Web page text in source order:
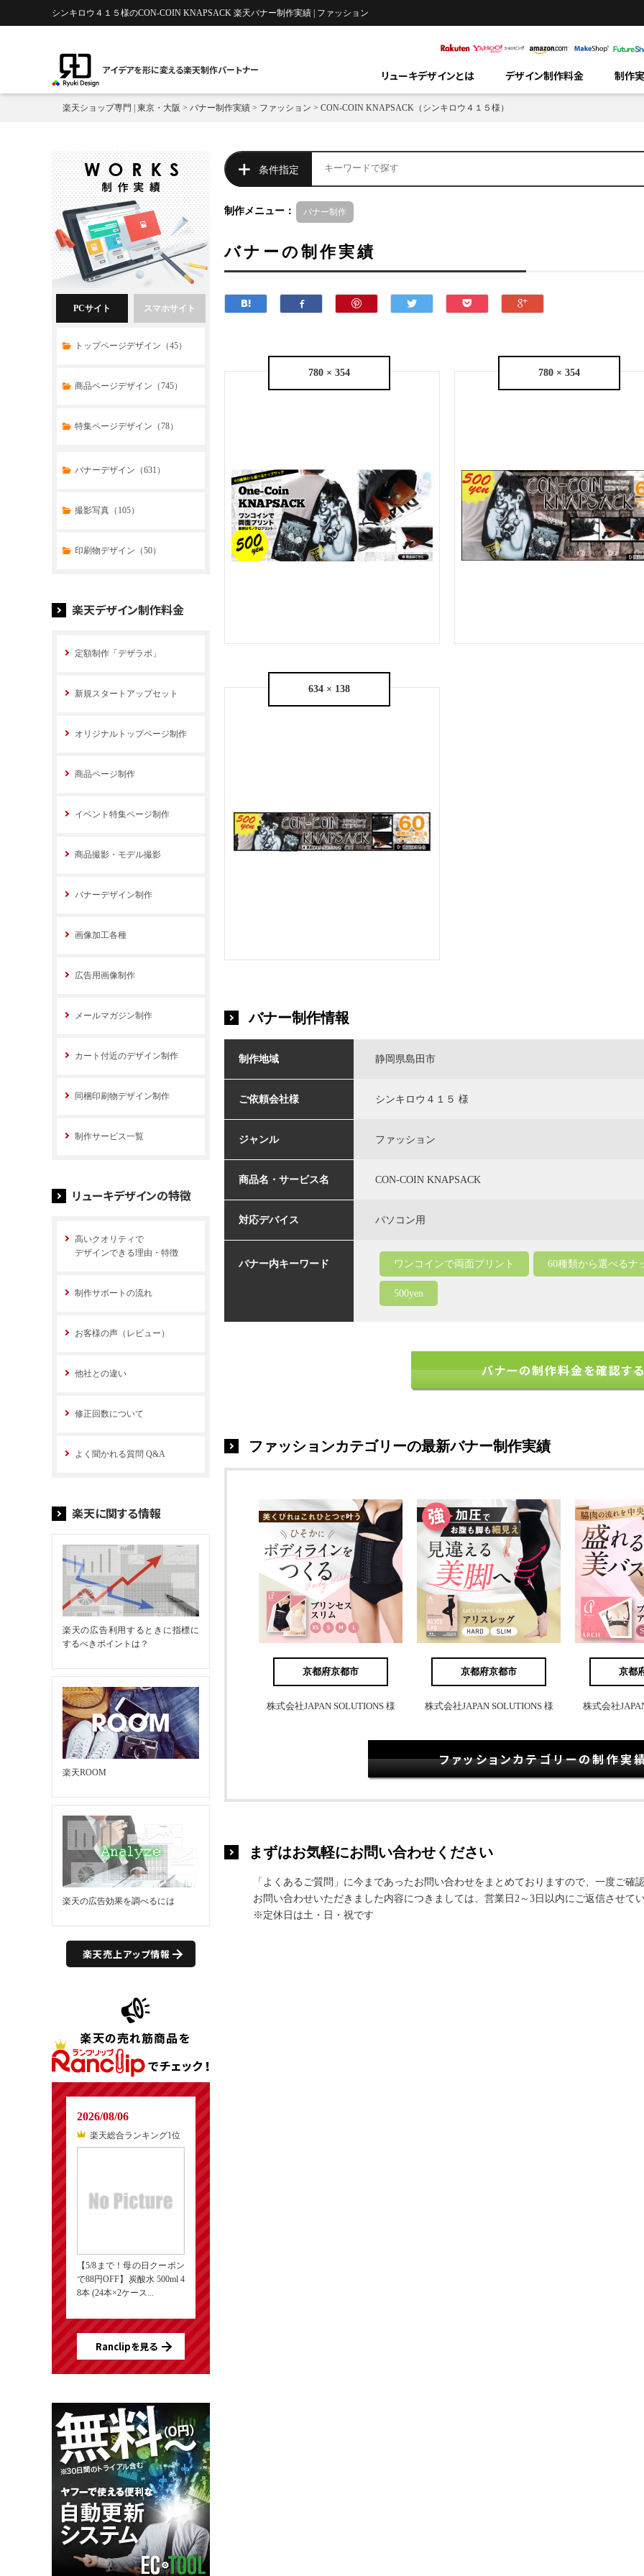
シンキロウ４１５様のCON-COIN KNAPSACK 楽天バナー制作実績 | ファッション
アイデアを形に変える楽天制作パートナー リューキデザインとは デザイン制作料金 制作
楽天ショップ専門 | 東京・大阪 > バナー制作実績 > ファッション > CON-COIN KNAPSACK（シンキロウ４１５様）
条件指定
制作メニュー： バナー制作
バナーの制作実績
780 × 354 780 × 354
634 × 138
バナー制作情報
制作地域 静岡県島田市
ご依頼会社様 シンキロウ４１５ 様
ジャンル ファッション
商品名・サービス名 CON-COIN KNAPSACK
対応デバイス パソコン用
バナー内キーワード ワンコインで両面プリント 60種類から選べるナ
500yen
バナーの制作料金を確認す
ファッションカテゴリーの最新バナー制作実績
京都府京都市
株式会社JAPAN SOLUTIONS 様
京都府京都市
株式会社JAPAN SOLUTIONS 様
京都
株式会社
ファッションカテゴリーの制作実
まずはお気軽にお問い合わせください
「よくあるご質問」に今まであったお問い合わせをまとめておりますので、一度ご確
お問い合わせいただきました内容につきましては、営業日2～3日以内にご返信させて
※定休日は土・日・祝です
PCサイト
トップページデザイン（45）
商品ページデザイン（745）
特集ページデザイン（78）
スマホサイト
トップページデザイン（33）
商品ページデザイン（769）
特集ページデザイン（59）
バナーデザイン（631）
撮影写真（105）
印刷物デザイン（50）
楽天デザイン制作料金
定額制作「デザラボ」
新規スタートアップセット
オリジナルトップページ制作
商品ページ制作
イベント特集ページ制作
商品撮影・モデル撮影
バナーデザイン制作
画像加工各種
広告用画像制作
メールマガジン制作
カート付近のデザイン制作
同梱印刷物デザイン制作
制作サービス一覧
リューキデザインの特徴
高いクオリティで
デザインできる理由・特徴
制作サポートの流れ
お客様の声（レビュー）
他社との違い
修正回数について
よく聞かれる質問 Q&A
楽天に関する情報
楽天の広告利用するときに指標に
するべきポイントは？
楽天ROOM
楽天の広告効果を調べるには
楽天売上アップ情報
2026/08/06
楽天総合ランキング1位
【5/8まで！母の日クーポン
で88円OFF】炭酸水 500ml 4
8本 (24本×2ケース...
Ranclipを見る